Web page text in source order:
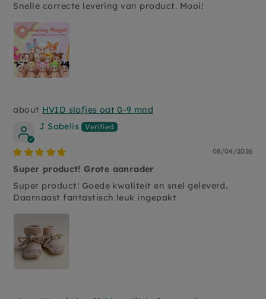
Snelle correcte levering van product. Mooi!
HVID slofjes oat 0-9 mnd
J Sabelis
08/04/2026
Super product! Grote aanrader
Super product! Goede kwaliteit en snel geleverd.
Daarnaast fantastisch leuk ingepakt